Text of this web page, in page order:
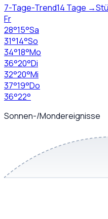
7-Tage-Trend14 Tage →
Fr
28°15°Sa
31°14°So
34°18°Mo
36°20°Di
32°20°Mi
37°19°Do
36°22°
Sonnen-/Mondereignisse